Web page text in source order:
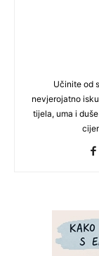
Učinite od
nevjerojatno
tijela, uma i